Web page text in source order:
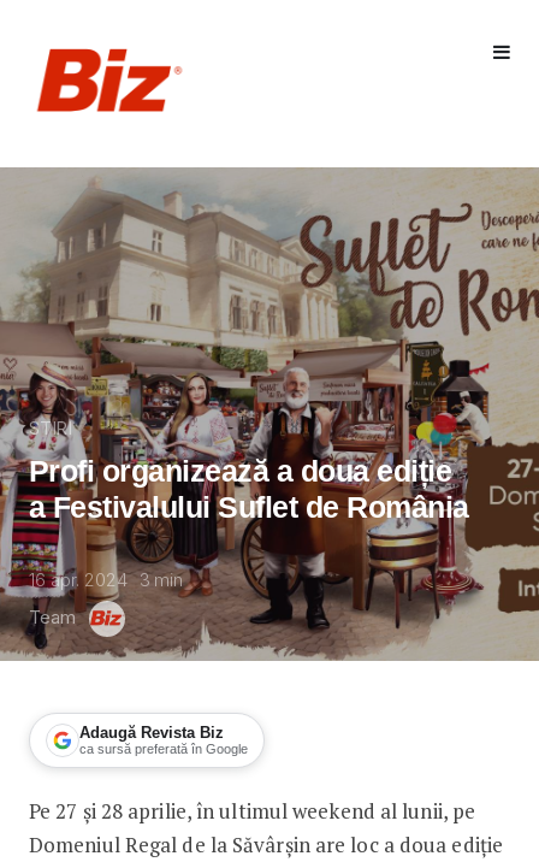
STIRI
Profi organizează a doua ediție
a Festivalului Suflet de România
16 apr. 2024 3 min
Team
Adaugă Revista Biz
ca sursă preferată în Google
Profi organizează a doua ediție a
Pe 27 și 28 aprilie, în ultimul weekend al lunii, pe
Domeniul Regal de la Săvârșin are loc a doua ediție